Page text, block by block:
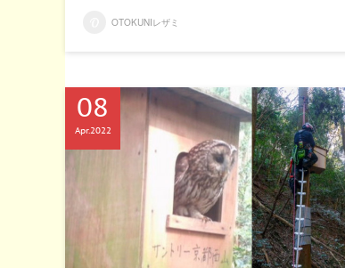
OTOKUNIレザミ
08
Apr2022